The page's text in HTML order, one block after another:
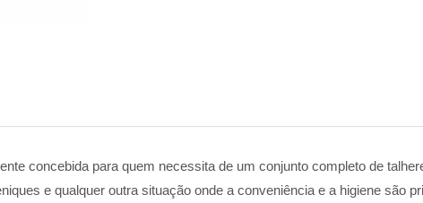
concebida para quem necessita de um conjunto completo de
e qualquer outra situação onde a conveniência e a higiene são